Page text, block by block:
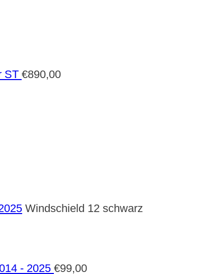
ST €890,00
Windschield 12 schwarz
- 2025 €99,00